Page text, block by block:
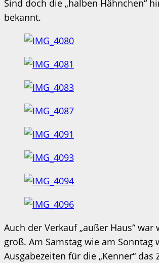
Sind doch die „halben Hähnchen“
bekannt.
Auch der Verkauf „außer Haus“ war
groß. Am Samstag wie am Sonntag
Ausgabezeiten für die „Kenner“ das